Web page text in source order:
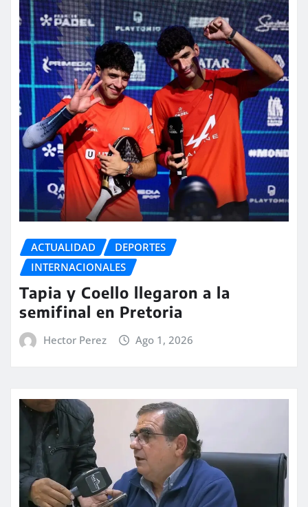
ACTUALIDAD
DEPORTES
INTERNACIONALES
Tapia y Coello llegaron a la
semifinal en Pretoria
Hector Perez Ago 1, 2026